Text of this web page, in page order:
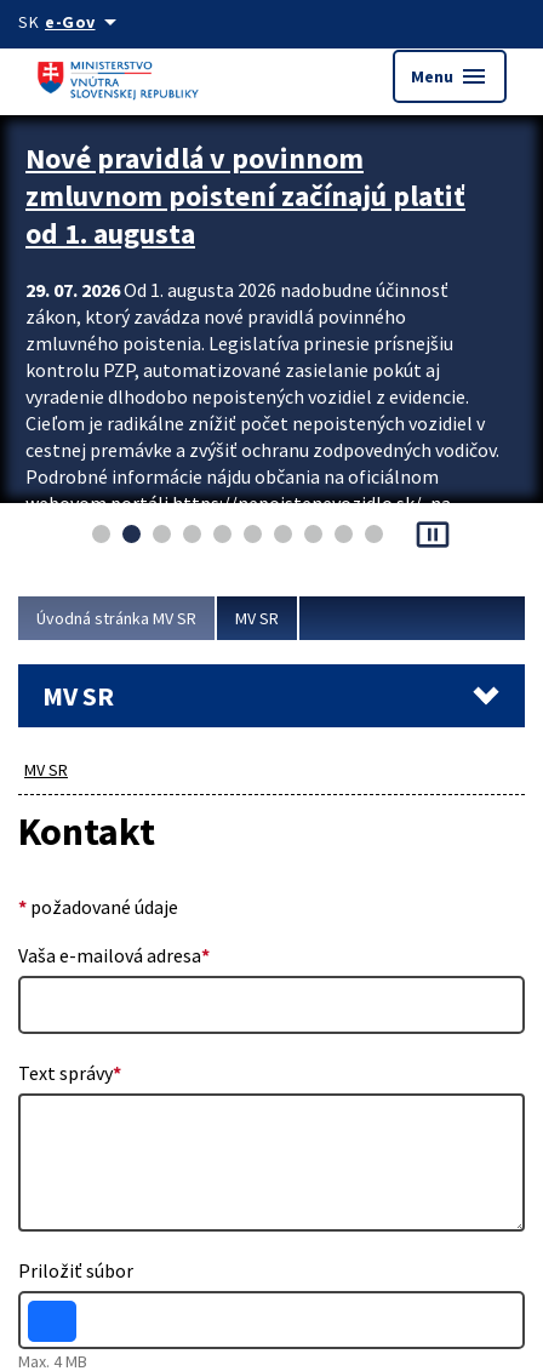
Preskocit na hlavný obsah
SK e-Govarrow_drop_down
Menu menu
Zastavit automatický posun upútavok
Nové pravidlá v povinnom
zmluvnom poistení začínajú platiť
od 1. augusta
29. 07. 2026Od 1. augusta 2026 nadobudne účinnosť
zákon, ktorý zavádza nové pravidlá povinného
zmluvného poistenia. Legislatíva prinesie prísnejšiu
kontrolu PZP, automatizované zasielanie pokút aj
vyradenie dlhodobo nepoistených vozidiel z evidencie.
Cieľom je radikálne znížiť počet nepoistených vozidiel v
cestnej premávke a zvýšiť ochranu zodpovedných vodičov.
Podrobné informácie nájdu občania na oficiálnom
webovom portáli https://nepoistenevozidlo.sk/, na
ktorom od augusta pribudne aj možnosť overiť si...
pause_presentation
Úvodná stránka MV SR MV SR
MV SR
MV SR
Kontakt
* požadované údaje
Vaša e-mailová adresa*
Text správy*
Priložiť súbor
Max. 4 MB